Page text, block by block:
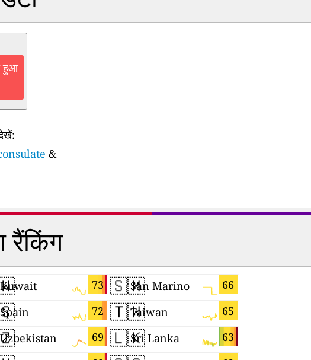
हुआ
&
रैंकिंग
73
Kuwait
72
Spain
69
Uzbekistan
🇸🇲 66
San Marino
🇹🇼 65
Taiwan
🇱🇰 63
Sri Lanka